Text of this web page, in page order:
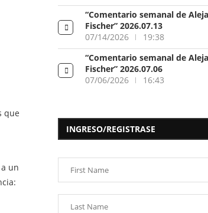
que
un
“Comentario semanal de
Fischer” 2026.07.13
07/14/2026
19:38
“Comentario semanal de
Fischer” 2026.07.06
07/06/2026
16:43
INGRESO/REGISTRASE